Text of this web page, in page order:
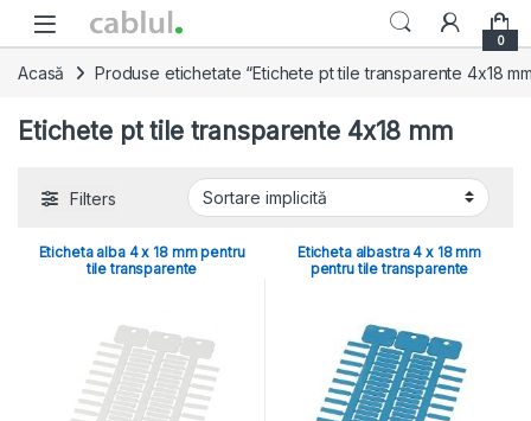
Skip to navigation
Skip to content
0
Acasă Produse etichetate “Etichete pt tile transparente 4x18
Etichete pt tile transparente 4x18 mm
Filters
Eticheta alba 4 x 18 mm pentru
tile transparente
Eticheta albastra 4 x 18 mm
pentru tile transparente